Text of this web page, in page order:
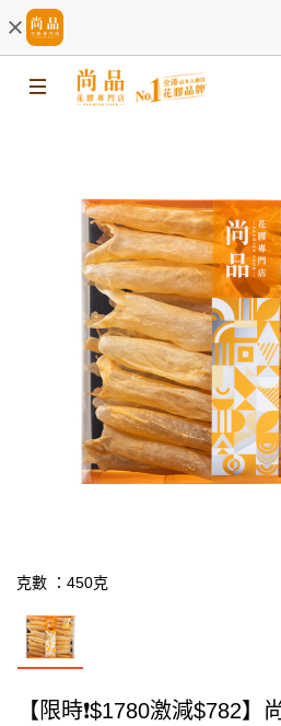
克數 ：450克
【限時❗$1780激減$782】